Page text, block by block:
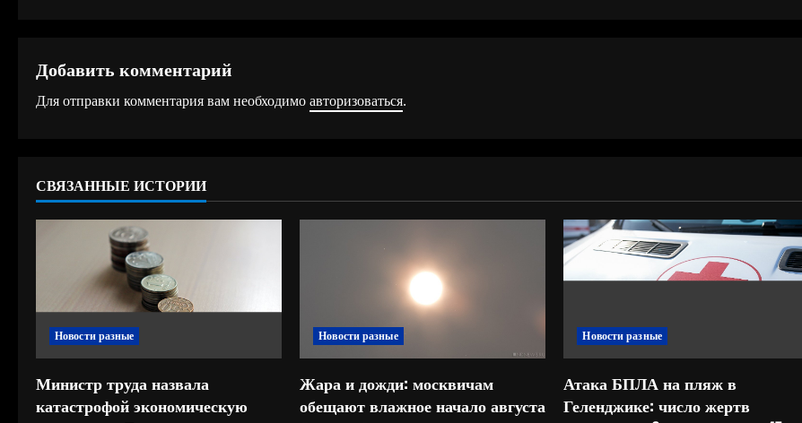
о
и
ч
т
е
Добавить комментарий
Для отправки комментария вам необходимоавторизоваться.
СВЯЗАННЫЕ ИСТОРИИ
Новости разные
Министр труда назвала
катастрофой экономическую
Новости разные
Жара и дожди: москвичам
обещают влажное начало августа
Новости разные
Атака БПЛА на пляж в
Геленджике: число жертв